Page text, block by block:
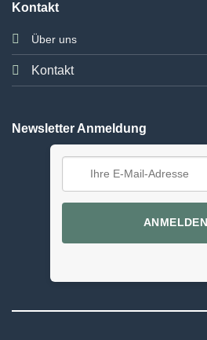
Kontakt
Über uns
Kontakt
Newsletter Anmeldung
ANMELDEN